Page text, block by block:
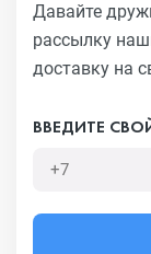
Давайте
рассылку
доставку на
ВВЕДИТЕ